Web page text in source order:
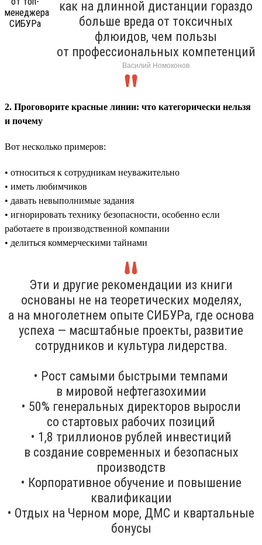
как на длинной дистанции гораздо
больше вреда от токсичных
флюидов, чем пользы
от профессиональных компетенций
Василий Номоконов
2. Проговорите красные линии: что категорически нельзя
и почему
Вот несколько примеров:
• относиться к сотрудникам неуважительно
• иметь любимчиков
• давать невыполнимые задания
• игнорировать технику безопасности, особенно если
работаете в производственной компании
• делиться коммерческими тайнами
Эти и другие рекомендации из книги
основаны не на теоретических моделях,
а на многолетнем опыте СИБУРа, где основа
успеха — масштабные проекты, развитие
сотрудников и культура лидерства.
• Рост самыми быстрыми темпами
в мировой нефтегазохимии
• 50% генеральных директоров выросли
со стартовых рабочих позиций
• 1,8 триллионов рублей инвестиций
в создание современных и безопасных
производств
• Корпоративное обучение и повышение
квалификации
• Отдых на Черном море, ДМС и квартальные
бонусы